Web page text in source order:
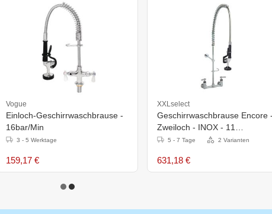
Vogue
Einloch-Geschirrwaschbrause -
16bar/Min
3 - 5 Werktage
159,17 €
XXLselect
Geschirrwaschbrause Encore -
Zweiloch - INOX - 11
Liter/Minute - (h)890mm
5 - 7 Tage 2 Varianten
631,18 €